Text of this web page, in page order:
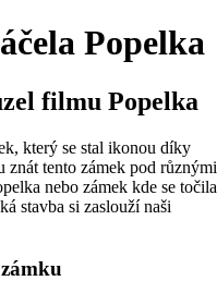
Popelka
filmu Popelka
který se stal ikonou díky
tento zámek pod různými
nebo zámek kde se točila
stavba si zaslouží naši